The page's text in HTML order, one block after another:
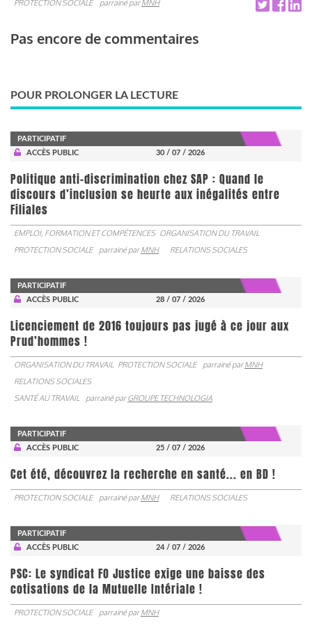
PROTECTION SOCIALE parrainé parMNH
Pas encore de commentaires
POUR PROLONGER LA LECTURE
PARTICIPATIF
ACCÈS PUBLIC
30 / 07 / 2026
Politique anti-discrimination chez SAP : Quand le
discours d’inclusion se heurte aux inégalités entre
Filiales
EMPLOI, FORMATION ET COMPÉTENCES ORGANISATION DU TRAVAIL
PROTECTION SOCIALE
parrainé parMNH RELATIONS SOCIALES
PARTICIPATIF
ACCÈS PUBLIC
28 / 07 / 2026
Licenciement de 2016 toujours pas jugé à ce jour aux
Prud’hommes !
ORGANISATION DU TRAVAIL PROTECTION SOCIALE parrainé parMNH
RELATIONS SOCIALES
SANTÉ AU TRAVAIL
parrainé parGROUPE TECHNOLOGIA
PARTICIPATIF
ACCÈS PUBLIC
25 / 07 / 2026
Cet été, découvrez la recherche en santé... en BD !
PROTECTION SOCIALE parrainé parMNH RELATIONS SOCIALES
PARTICIPATIF
ACCÈS PUBLIC
24 / 07 / 2026
PSC: Le syndicat FO Justice exige une baisse des
cotisations de la Mutuelle Intériale !
PROTECTION SOCIALE parrainé parMNH